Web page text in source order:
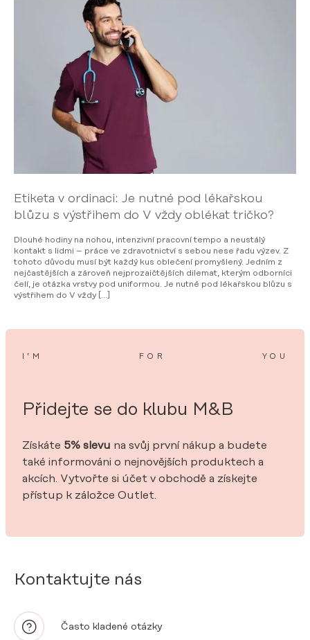
Etiketa v ordinaci: Je nutné pod lékařskou
blůzu s výstřihem do V vždy oblékat tričko?
Dlouhé hodiny na nohou, intenzivní pracovní tempo a neustálý
kontakt s lidmi – práce ve zdravotnictví s sebou nese řadu výzev. Z
tohoto důvodu musí být každý kus oblečení promyšlený. Jedním z
nejčastějších a zároveň nejprozaičtějších dilemat, kterým odborníci
čelí, je otázka vrstvy pod uniformou. Je nutné pod lékařskou blůzu s
výstřihem do V vždy […]
Kontaktujte nás
Často kladené otázky
I’M FOR YOU
Přidejte se do klubu M&B
Získáte 5% slevu na svůj první nákup a budete
také informováni o nejnovějších produktech a
akcích. Vytvořte si účet v obchodě a získejte
přístup k záložce Outlet.